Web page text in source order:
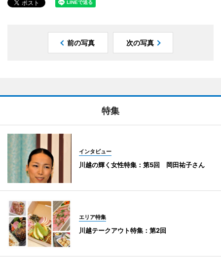
前の写真 次の写真
特集
インタビュー
川越の輝く女性特集：第5回 岡田祐子さん
エリア特集
川越テークアウト特集：第2回